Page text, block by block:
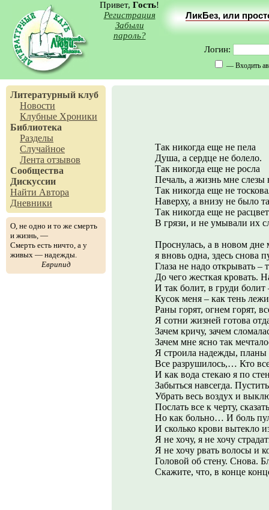
Привет, Гость!
Регистрация
Забыли
пароль?
ЛикБез, или
Логин:
— Входить
Литературный клуб
Новости
Клубные Хроники
Библиотека
Разделы
Случайное
Лента отзывов
Сообщества
Дискуссии
Найти Автора
Дневники
О, не одно и то же смерть
и жизнь, —
Смерть есть ничто, а у
живых — надежды.
Еврипид
Так никогда еще не пела
Душа, а сердце не болело.
Так никогда еще не росла
Печаль, а жизнь мне слезы
Так никогда еще не
Наверху, а внизу не было
Так никогда еще не
В грязи, и не умывали их
Проснулась, а в новом дне
я вновь одна, здесь снова
Глаза не надо открывать –
До чего жесткая кровать.
И так болит, в груди болит
Кусок меня – как тень
Раны горят, огнем горят,
Я сотни жизней готова
Зачем кричу, зачем
Зачем мне ясно так
Я строила надежды, планы
Все разрушилось,… Кто
И как вода стекаю я по
Забыться навсегда.
Убрать весь воздух и
Послать все к черту,
Но как больно… И боль
И сколько крови вытекло
Я не хочу, я не хочу
Я не хочу рвать волосы и
Головой об стену. Снова.
Скажите, что, в конце